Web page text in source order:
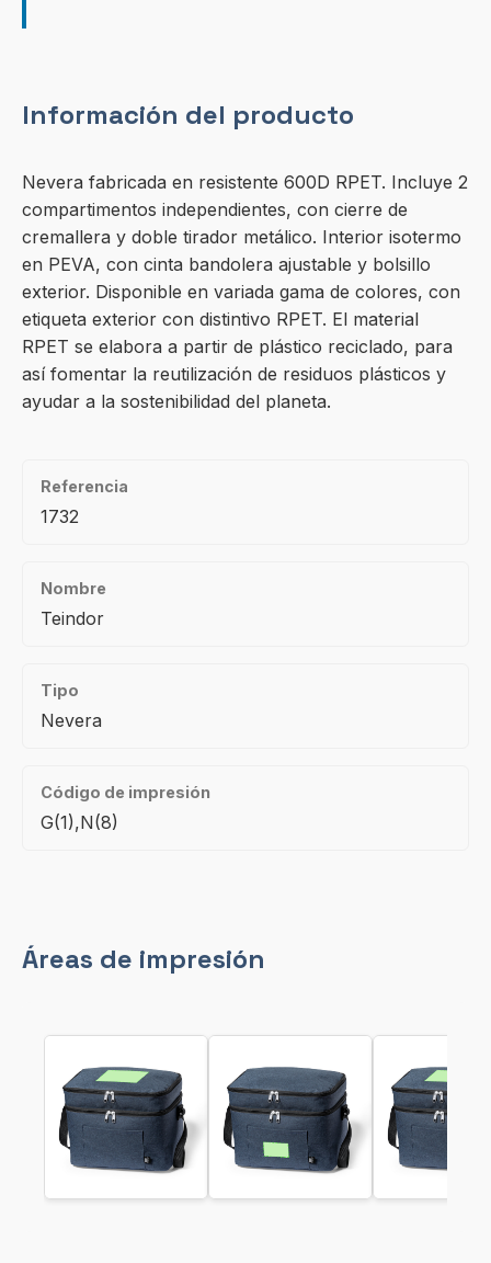
Información del producto
Nevera fabricada en resistente 600D RPET. Incluye 2
compartimentos independientes, con cierre de
cremallera y doble tirador metálico. Interior isotermo
en PEVA, con cinta bandolera ajustable y bolsillo
exterior. Disponible en variada gama de colores, con
etiqueta exterior con distintivo RPET. El material
RPET se elabora a partir de plástico reciclado, para
así fomentar la reutilización de residuos plásticos y
ayudar a la sostenibilidad del planeta.
Referencia
1732
Nombre
Teindor
Tipo
Nevera
Código de impresión
G(1),N(8)
Áreas de impresión